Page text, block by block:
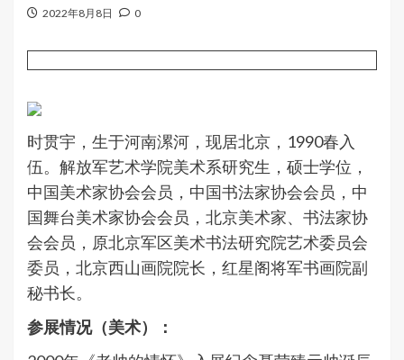
2022年8月8日 0
时贯宇，生于河南漯河，现居北京，1990春入
伍。解放军艺术学院美术系研究生，硕士学位，
中国美术家协会会员，中国书法家协会会员，中
国舞台美术家协会会员，北京美术家、书法家协
会会员，原北京军区美术书法研究院艺术委员会
委员，北京西山画院院长，红星阁将军书画院副
秘书长。
参展情况（美术）：